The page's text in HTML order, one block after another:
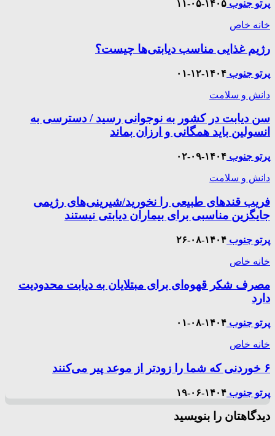
پرتو جنوب ۱۴۰۵-۰۵-۱۱
خانه خاص
رژیم غذایی مناسب دیابتی‌ها چیست؟
پرتو جنوب ۱۴۰۴-۱۲-۰۱
دانش و سلامت
سن دیابت در کشور به نوجوانی رسید / دسترسی به
انسولین باید همگانی و ارزان بماند
پرتو جنوب ۱۴۰۴-۰۹-۰۲
دانش و سلامت
فریب قندهای طبیعی را نخورید/شیرینی‌های رژیمی
جایگزین مناسبی برای بیماران دیابتی نیستند
پرتو جنوب ۱۴۰۴-۰۸-۲۶
خانه خاص
مصرف شکر قهوه‌ای برای مبتلایان به دیابت محدودیت
دارد
پرتو جنوب ۱۴۰۴-۰۸-۰۱
خانه خاص
۶ خوردنی که شما را زودتر از موعد پیر می‌کنند
پرتو جنوب ۱۴۰۴-۰۶-۱۹
دیدگاهتان را بنویسید